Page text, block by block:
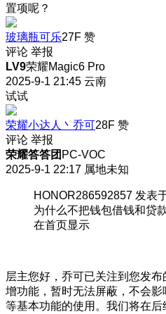
置项呢？
玻璃瓶可乐27F 赞
评论 举报
LV9荣耀Magic6 Pro
2025-9-1 21:45 云南
试试
荣耀小达人丶乔可28F 赞
评论 举报
荣耀答答团 PC-VOC
2025-9-1 22:17 属地未知
HONOR286592857 发表
为什么不把钱包借钱和贷
在首页显示
层主您好，乔可已关注到您发
增功能，暂时无法屏蔽，不会
等基本功能的使用。我们将在